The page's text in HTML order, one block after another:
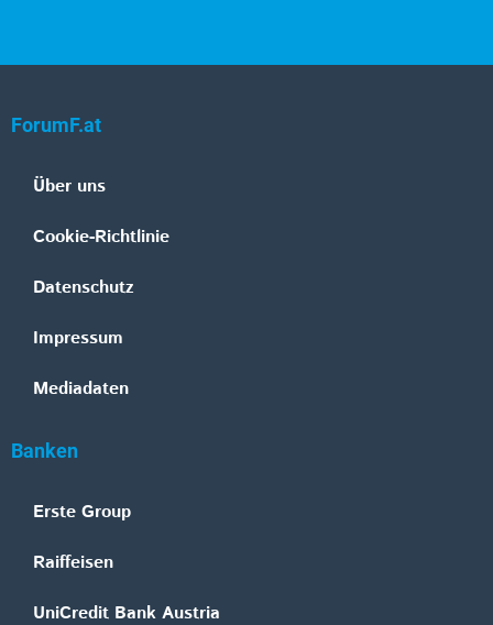
ForumF.at
Über uns
Cookie-Richtlinie
Datenschutz
Impressum
Mediadaten
Banken
Erste Group
Raiffeisen
UniCredit Bank Austria